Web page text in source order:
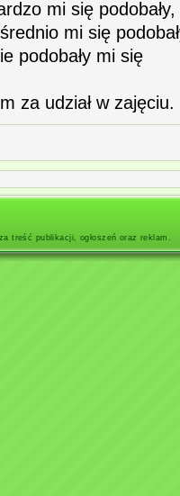
mi się podobały,
mi się
podobały mi się
za udział w
treść publikacji, ogłoszeń oraz reklam.